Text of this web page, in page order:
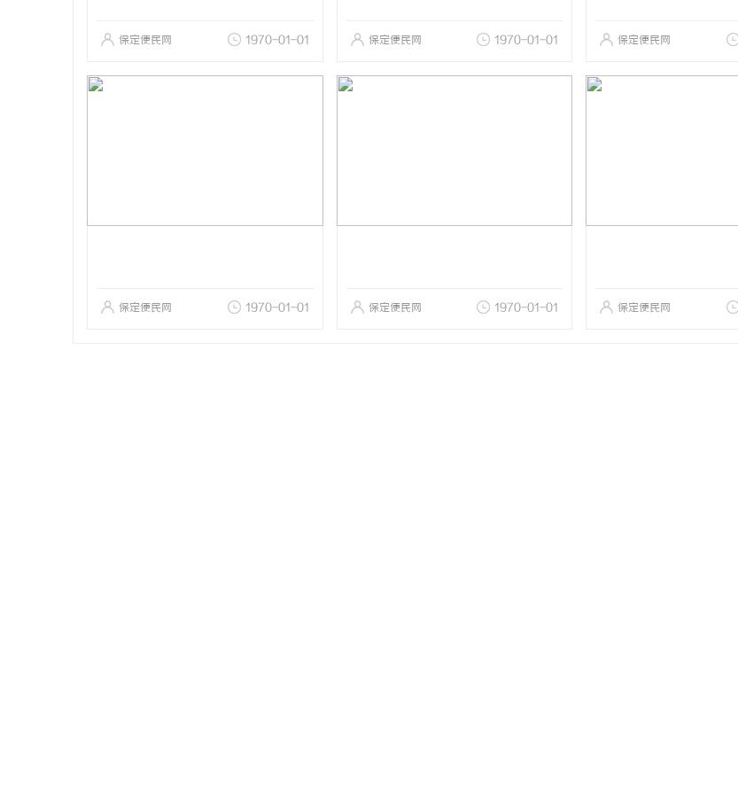
保定便民网 1970-01-01 保定便民网 1970-01-01 保定便民网
保定便民网 1970-01-01 保定便民网 1970-01-01 保定便民网